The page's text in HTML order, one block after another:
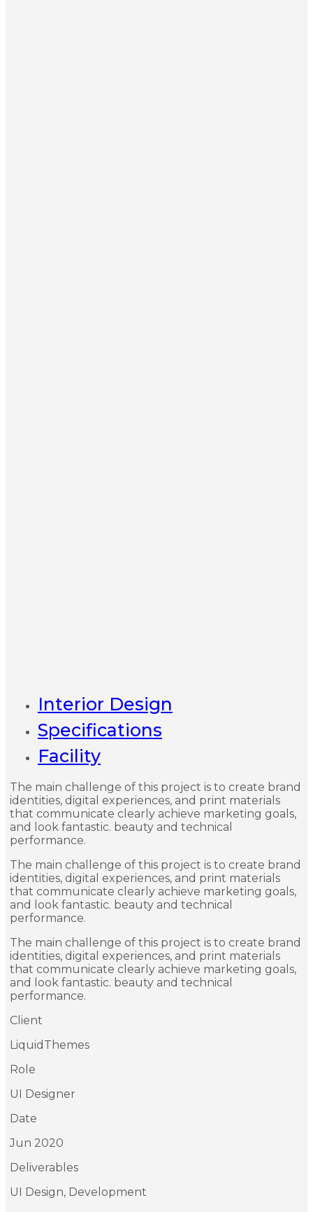
Interior Design
Specifications
Facility
The main challenge of this project is to create brand
identities, digital experiences, and print materials
that communicate clearly achieve marketing goals,
and look fantastic. beauty and technical
performance.
The main challenge of this project is to create brand
identities, digital experiences, and print materials
that communicate clearly achieve marketing goals,
and look fantastic. beauty and technical
performance.
The main challenge of this project is to create brand
identities, digital experiences, and print materials
that communicate clearly achieve marketing goals,
and look fantastic. beauty and technical
performance.
Client
LiquidThemes
Role
UI Designer
Date
Jun 2020
Deliverables
UI Design, Development